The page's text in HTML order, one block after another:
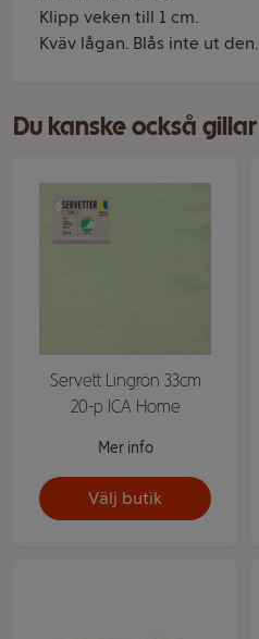
Klipp veken till 1 cm.
Kväv lågan. Blås inte ut den.
Du kanske också gillar
Servett Lingrön 33cm
20-p ICA Home
Mer info
Välj butik